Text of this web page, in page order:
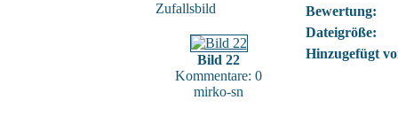
Zufallsbild
Bild 22
Kommentare: 0
mirko-sn
Bewertung:
Dateigröße:
Hinzugefügt